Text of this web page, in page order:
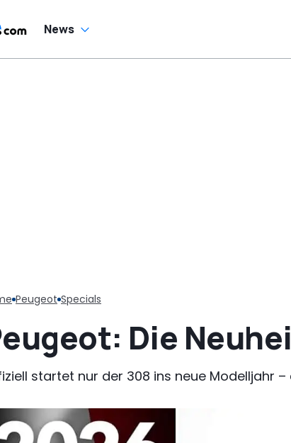
News
Peugeot Specials
Die
startet nur der 308 ins neue Modelljahr